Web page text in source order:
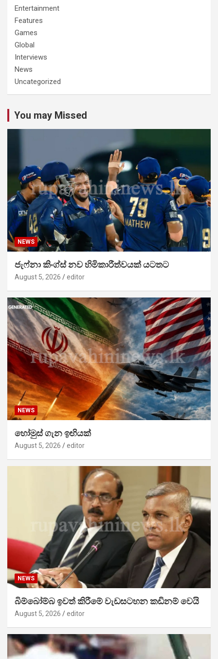
Entertainment
Features
Games
Global
Interviews
News
Uncategorized
You may Missed
NEWS
ජැෆ්නා කිංග්ස් නව හිමිකාරීත්වයක් යටතට
August 5, 2026 editor
NEWS
හෝමුස් ගැන ඉඟියක්
August 5, 2026 editor
NEWS
බිම්බෝම්බ ඉවත් කිරීමේ වැඩසටහන කඩිනම් වෙයි
August 5, 2026 editor